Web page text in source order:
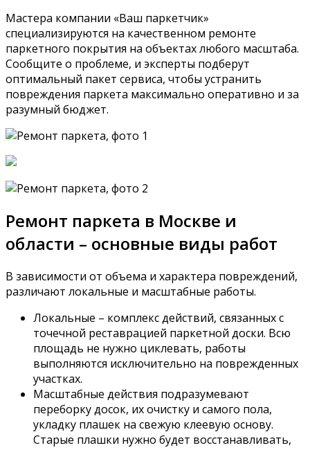
Мастера компании «Ваш паркетчик»
специализируются на качественном ремонте
паркетного покрытия на объектах любого масштаба.
Сообщите о проблеме, и эксперты подберут
оптимальный пакет сервиса, чтобы устранить
повреждения паркета максимально оперативно и за
разумный бюджет.
Ремонт паркета в Москве и
области – основные виды работ
В зависимости от объема и характера повреждений,
различают локальные и масштабные работы.
Локальные – комплекс действий, связанных с
точечной реставрацией паркетной доски. Всю
площадь не нужно циклевать, работы
выполняются исключительно на поврежденных
участках.
Масштабные действия подразумевают
переборку досок, их очистку и самого пола,
укладку плашек на свежую клеевую основу.
Старые плашки нужно будет восстанавливать,